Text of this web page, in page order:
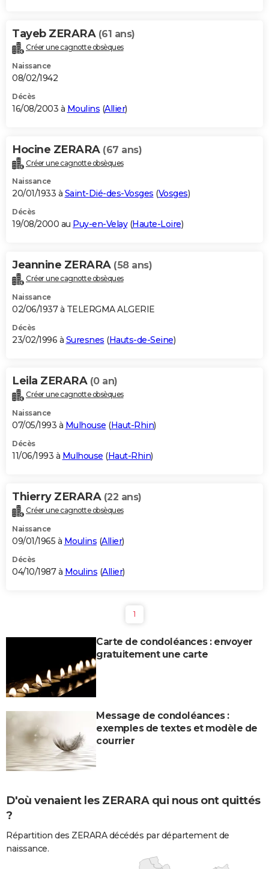
Tayeb ZERARA (61 ans)
Créer une cagnotte obsèques
Naissance
08/02/1942
Décès
16/08/2003 à Moulins (Allier)
Hocine ZERARA (67 ans)
Créer une cagnotte obsèques
Naissance
20/01/1933 à Saint-Dié-des-Vosges (Vosges)
Décès
19/08/2000 au Puy-en-Velay(Haute-Loire)
Jeannine ZERARA (58 ans)
Créer une cagnotte obsèques
Naissance
02/06/1937 à TELERGMA ALGERIE
Décès
23/02/1996 à Suresnes (Hauts-de-Seine)
Leila ZERARA (0 an)
Créer une cagnotte obsèques
Naissance
07/05/1993 à Mulhouse (Haut-Rhin)
Décès
11/06/1993 à Mulhouse (Haut-Rhin)
Thierry ZERARA (22 ans)
Créer une cagnotte obsèques
Naissance
09/01/1965 à Moulins (Allier)
Décès
04/10/1987 à Moulins (Allier)
1
Carte de condoléances : envoyer
gratuitement une carte
Message de condoléances :
exemples de textes et modèle de
courrier
D'où venaient les ZERARA qui nous ont quittés
?
Répartition des ZERARA décédés par département de
naissance.